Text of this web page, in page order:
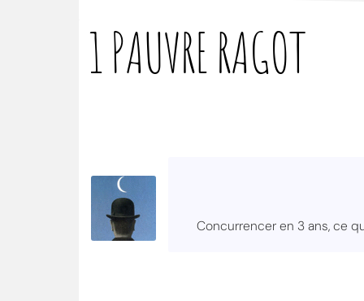
1 PAUVRERAGOT
Concurrencer en 3 ans, ce